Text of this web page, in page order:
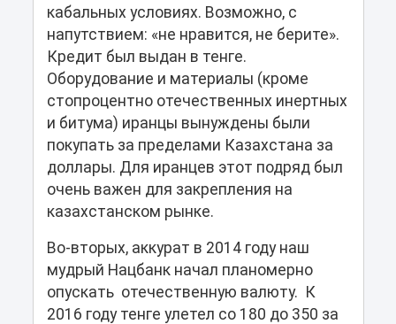
кабальных условиях. Возможно, с
напутствием: «не нравится, не берите».
Кредит был выдан в тенге.
Оборудование и материалы (кроме
стопроцентно отечественных инертных
и битума) иранцы вынуждены были
покупать за пределами Казахстана за
доллары. Для иранцев этот подряд был
очень важен для закрепления на
казахстанском рынке.
Во-вторых, аккурат в 2014 году наш
мудрый Нацбанк начал планомерно
опускать отечественную валюту. К
2016 году тенге улетел со 180 до 350 за